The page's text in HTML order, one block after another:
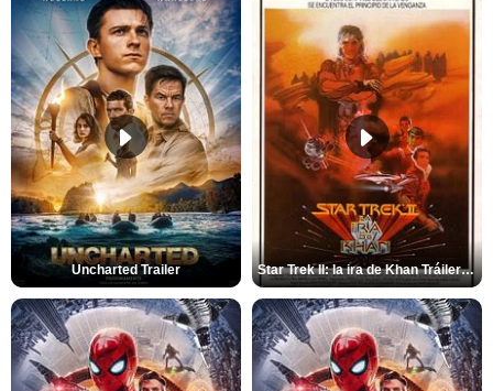
Uncharted Trailer Star Trek II: la ira de Khan Tráiler VO